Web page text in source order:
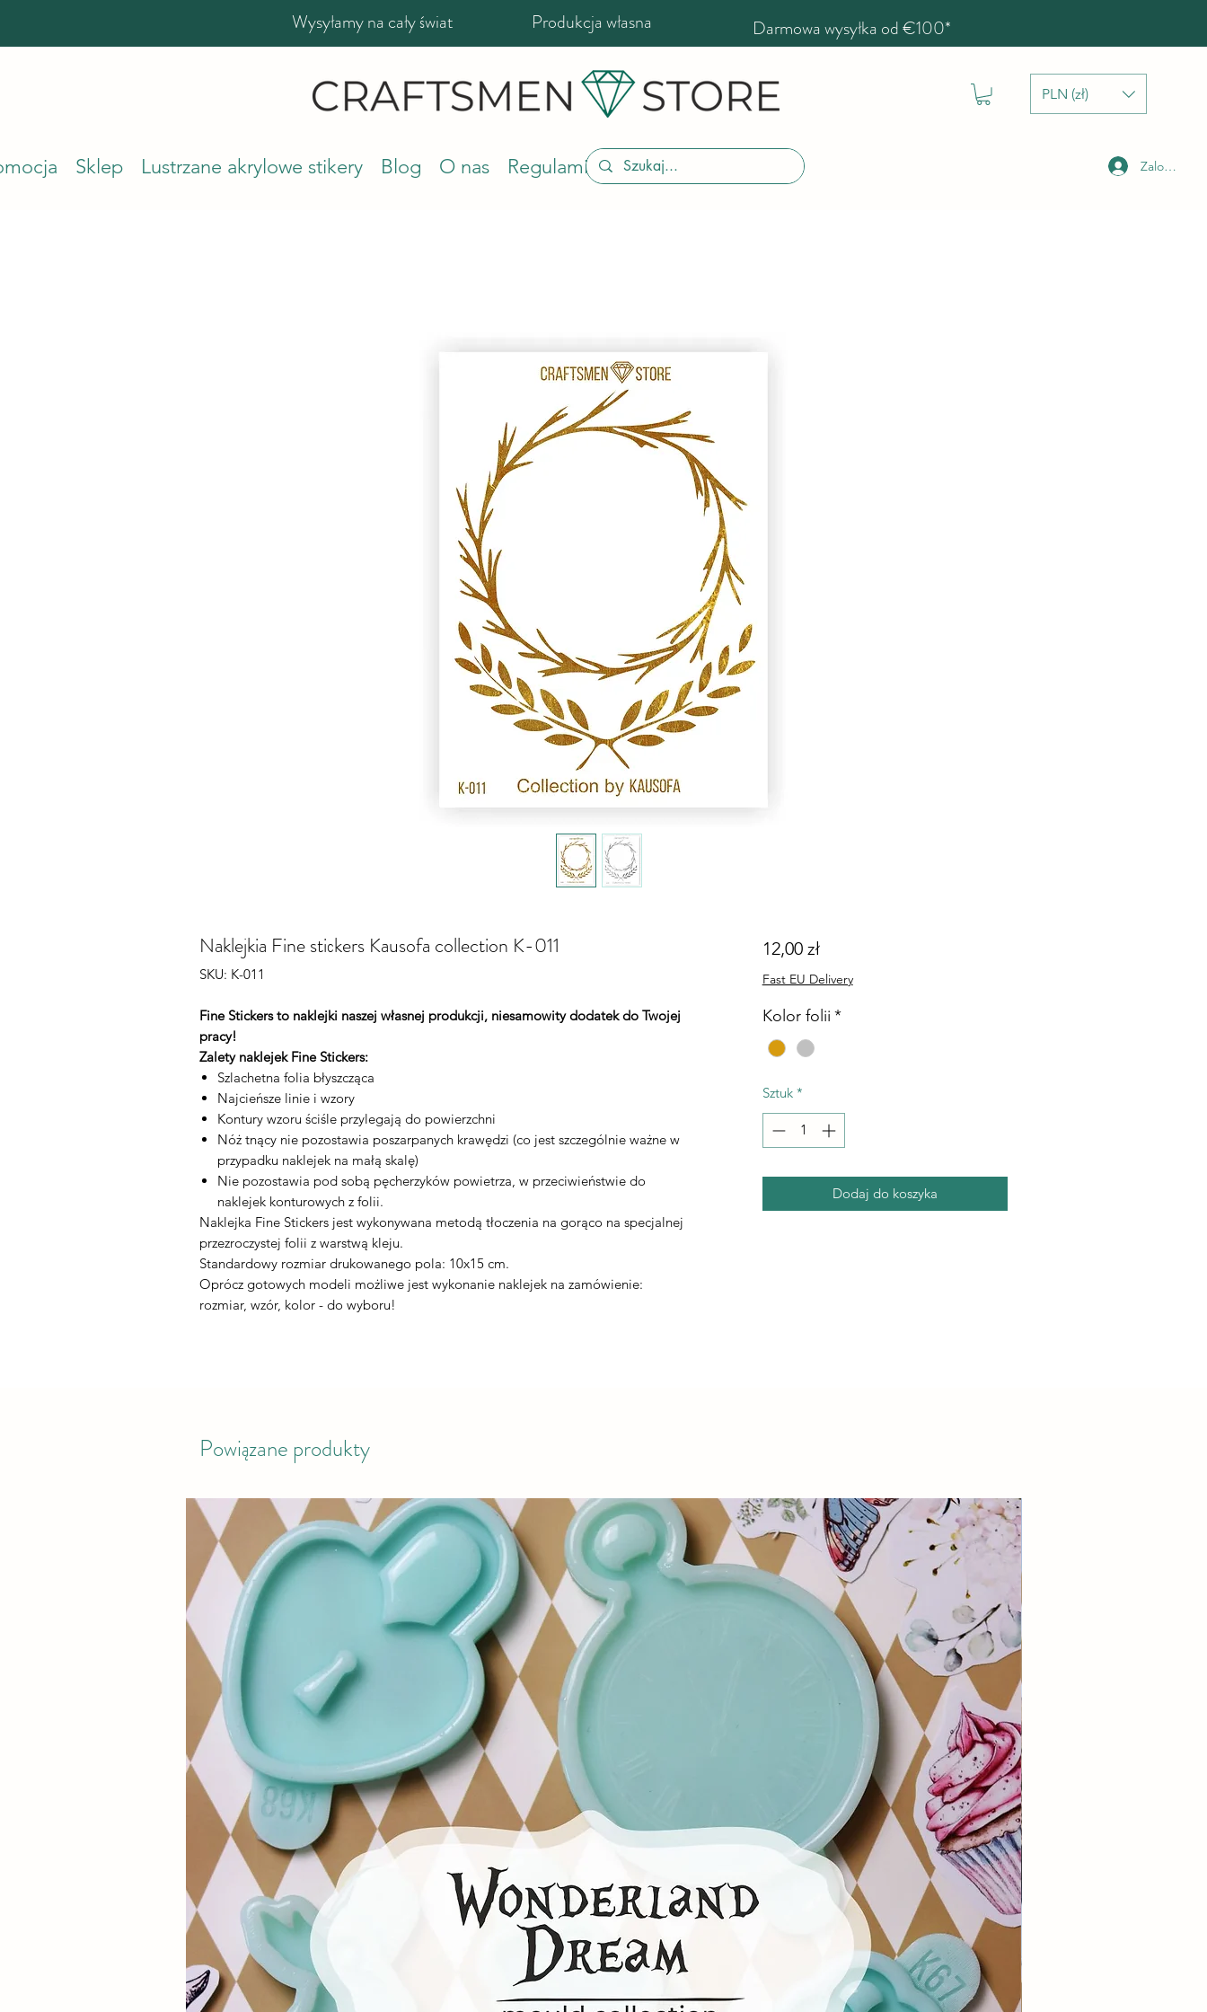
Wysyłamy na cały świat Produkcja własna Darmowa wysyłka od €100*
PLN (zł)
Sklep Lustrzane akrylowe stikery Blog O nas Regulamin sklepu Zaloguj się
Naklejkia Fine stiсkers Kausofa collection K-011
SKU: K-011
Fine Stickers to naklejki naszej własnej produkcji, niesamowity dodatek do Twojej
pracy!
Zalety naklejek Fine Stickers:
Szlachetna folia błyszcząca
Najcieńsze linie i wzory
Kontury wzoru ściśle przylegają do powierzchni
Nóż tnący nie pozostawia poszarpanych krawędzi (co jest szczególnie ważne w
przypadku naklejek na małą skalę)
Nie pozostawia pod sobą pęcherzyków powietrza, w przeciwieństwie do
naklejek konturowych z folii.
Naklejka Fine Stickers jest wykonywana metodą tłoczenia na gorąco na specjalnej
przezroczystej folii z warstwą kleju.
Standardowy rozmiar drukowanego pola: 10x15 cm.
Oprócz gotowych modeli możliwe jest wykonanie naklejek na zamówienie:
rozmiar, wzór, kolor - do wyboru!
12,00 złCena
Fast EU Delivery
Kolor folii *
Sztuk *
Dodaj do koszyka
Powiązane produkty